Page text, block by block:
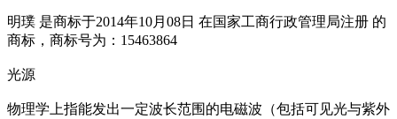
明璞 是商标于2014年10月08日 在国家工商行政管理局注册 的
商标，商标号为：15463864
光源
物理学上指能发出一定波长范围的电磁波（包括可见光与紫外